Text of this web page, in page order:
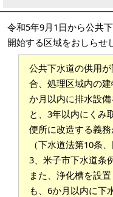
令和5年9月1日から公共
開始する区域をおしらせ
公共下水道の供用
合、処理区域内の
か月以内に排水設
と、3年以内にくみ
便所に改造する義務
（下水道法第10条
3、米子市下水道条
また、浄化槽を設
も、6か月以内に下